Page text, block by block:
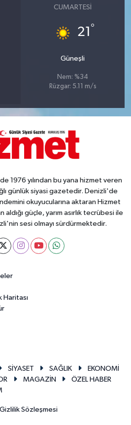
CUMARTESI
21 °
Güneşli
Nem: %34
Rüzgar: 5.11 m/s
1976 yılından bu yana hizmet veren
günlük siyasi gazetedir. Denizli'de
okuyucularına aktaran Hizmet
güçle, yarım asırlık tecrübesi ile
sesi olmayı sürdürmektedir.
Haritası
SİYASET SAĞLIK
EKONOMİ
MAGAZİN
ÖZEL HABER
Gizlilik Sözleşmesi